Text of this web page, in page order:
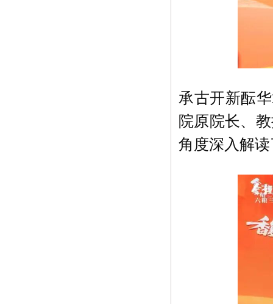
承古开新酝
院原院长、
角度深入解